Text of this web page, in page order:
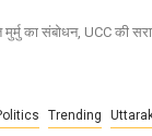
मुर्मु का संबोधन, UCC की
Trending